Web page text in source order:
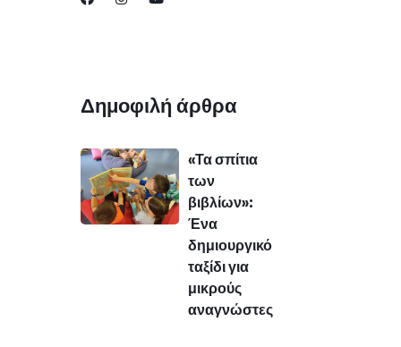
Δημοφιλή άρθρα
«Τα σπίτια
των
βιβλίων»:
Ένα
δημιουργικό
ταξίδι για
μικρούς
αναγνώστες